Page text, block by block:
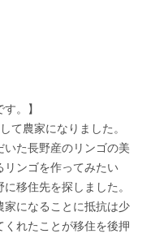
。】
て農家になりました。
た長野産のリンゴの美
リンゴを作ってみたい
移住先を探しました。
家になることに抵抗は少
れたことが移住を後押